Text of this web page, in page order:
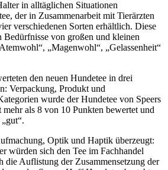
in alltäglichen Situationen
der in Zusammenarbeit mit Tierärzten
verschiedenen Sorten erhältlich. Diese
von großen und kleinen
„Magenwohl“, „Gelassenheit“
den neuen Hundetee in drei
Verpackung, Produkt und
wurde der Hundetee von Speers
als 8 von 10 Punkten bewertet und
Optik und Haptik überzeugt:
würden sich den Tee im Fachhandel
die Auflistung der Zusammensetzung der